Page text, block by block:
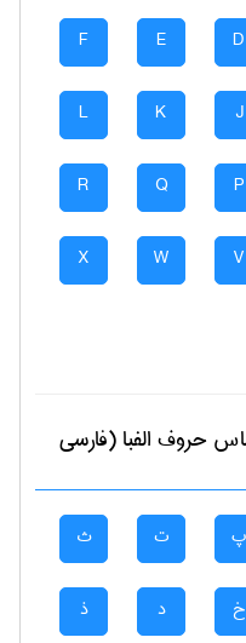
D
E
F
J
K
L
P
Q
R
V
W
X
حروف الفبا (فارسی
پ ت ث
خ د ذ